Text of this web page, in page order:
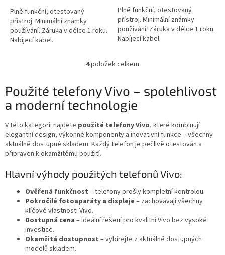
Plně funkční, otestovaný
přístroj. Minimální známky
používání. Záruka v délce 1 roku.
Nabíjecí kabel.
Plně funkční, otestovaný
přístroj. Minimální známky
používání. Záruka v délce 1 roku.
Nabíjecí kabel.
O
l
á
d
c
í
p
k
v
ý
i
u
4položek celkem
Použité telefony Vivo – spolehlivost
a moderní technologie
V této kategorii najdete použité telefony Vivo, které kombinují
elegantní design, výkonné komponenty a inovativní funkce – všechny
aktuálně dostupné skladem. Každý telefon je pečlivě otestován a
připraven k okamžitému použití.
Hlavní výhody použitých telefonů Vivo:
Ověřená funkčnost – telefony prošly kompletní kontrolou.
Pokročilé fotoaparáty a displeje – zachovávají všechny
klíčové vlastnosti Vivo.
Dostupná cena – ideální řešení pro kvalitní Vivo bez vysoké
investice.
Okamžitá dostupnost – vybírejte z aktuálně dostupných
modelů skladem.